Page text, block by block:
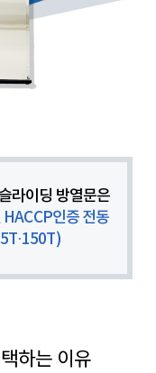
라이딩 방열문은
HACCP인증 전동
하는 이유